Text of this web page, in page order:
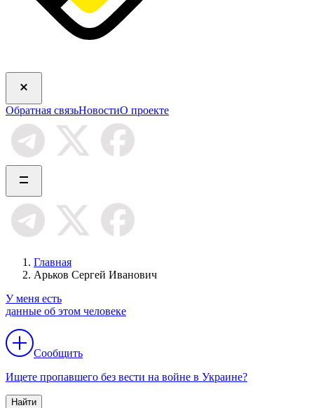
Обратная связьНовостиО проекте
Главная
Арьков Сергей Иванович
У меня есть
данные об этом человеке
Сообщить
Ищете пропавшего без вести на войне в Украине?
Найти